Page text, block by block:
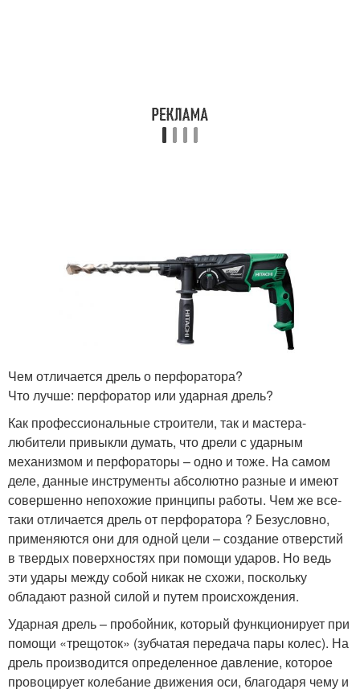
Чем отличается дрель о перфоратора?
Что лучше: перфоратор или ударная дрель?
Как профессиональные строители, так и мастера-
любители привыкли думать, что дрели с ударным
механизмом и перфораторы – одно и тоже. На самом
деле, данные инструменты абсолютно разные и имеют
совершенно непохожие принципы работы. Чем же все-
таки отличается дрель от перфоратора ? Безусловно,
применяются они для одной цели – создание отверстий
в твердых поверхностях при помощи ударов. Но ведь
эти удары между собой никак не схожи, поскольку
обладают разной силой и путем происхождения.
Ударная дрель – пробойник, который функционирует при
помощи «трещоток» (зубчатая передача пары колес). На
дрель производится определенное давление, которое
провоцирует колебание движения оси, благодаря чему и